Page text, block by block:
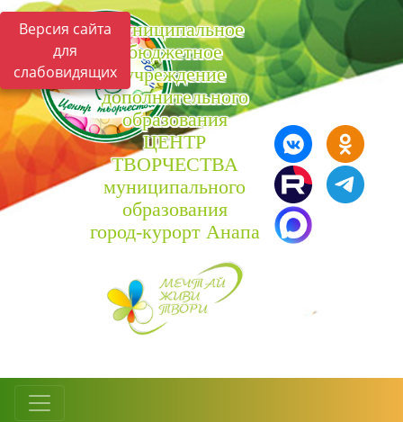
Версия сайта
для
слабовидящих
Муниципальное
бюджетное
учреждение
дополнительного
образования
ЦЕНТР
ТВОРЧЕСТВА
муниципального
образования
город-курорт Анапа